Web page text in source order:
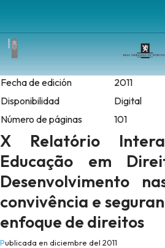
Fecha de edición
2011
Disponibilidad
Digital
Número de páginas
101
X Relatório
Educação em
Desenvolvimento
convivência e
enfoque de direitos
Publicada en diciembre del 2011